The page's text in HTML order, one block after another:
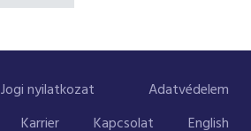
Jogi nyilatkozat
Adatvédelem
Karrier Kapcsolat English